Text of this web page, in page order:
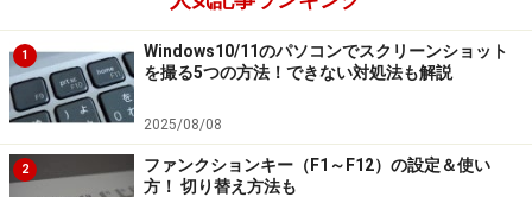
1
Windows10/11のパソコンでスクリーンショット
を撮る5つの方法！できない対処法も解説
2025/08/08
2
ファンクションキー（F1～F12）の設定＆使い
方！ 切り替え方法も